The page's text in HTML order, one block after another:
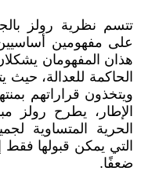
تتسم نظرية رولز
على مفهومين
هذان المفهومان
الحاكمة للعدالة، حيث
ويتخذون قراراتهم
الإطار، يطرح رولز
الحرية المتساوية
التي يمكن قبولها
ضعفًا.